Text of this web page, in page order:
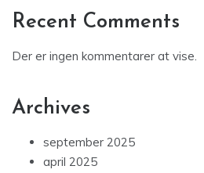
Recent Comments
Der er ingen kommentarer at vise.
Archives
september 2025
april 2025